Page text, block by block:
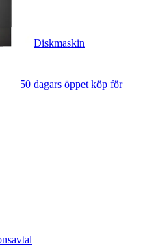
Diskmaskin
50 dagars öppet köp för